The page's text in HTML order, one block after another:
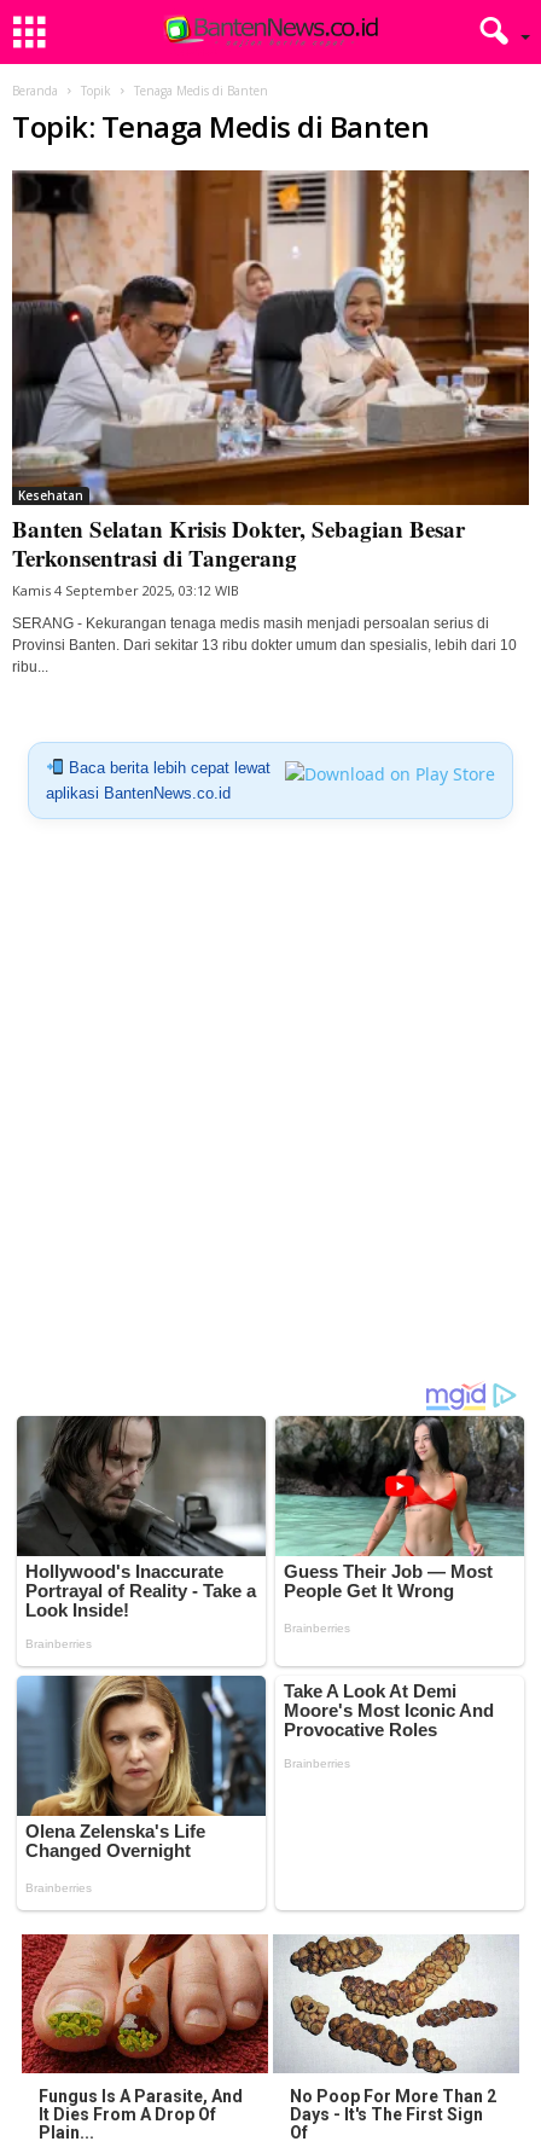
Beranda Topik Tenaga Medis di Banten
Topik: Tenaga Medis di Banten
Kesehatan
Banten Selatan Krisis Dokter, Sebagian Besar
Terkonsentrasi di Tangerang
Kamis 4 September 2025, 03:12 WIB
SERANG - Kekurangan tenaga medis masih menjadi persoalan serius di
Provinsi Banten. Dari sekitar 13 ribu dokter umum dan spesialis, lebih dari 10
ribu...
Baca berita lebih cepat lewat
aplikasi BantenNews.co.id
Fungus Is A Parasite, And
It Dies From A Drop Of
Plain...
No Poop For More Than 2
Days - It's The First Sign
Of